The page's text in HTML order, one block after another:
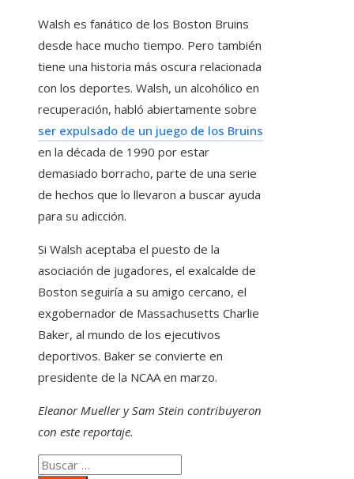
Walsh es fanático de los Boston Bruins
desde hace mucho tiempo. Pero también
tiene una historia más oscura relacionada
con los deportes. Walsh, un alcohólico en
recuperación, habló abiertamente sobre
ser expulsado de un juego de los Bruins
en la década de 1990 por estar
demasiado borracho, parte de una serie
de hechos que lo llevaron a buscar ayuda
para su adicción.
Si Walsh aceptaba el puesto de la
asociación de jugadores, el exalcalde de
Boston seguiría a su amigo cercano, el
exgobernador de Massachusetts Charlie
Baker, al mundo de los ejecutivos
deportivos. Baker se convierte en
presidente de la NCAA en marzo.
Eleanor Mueller y Sam Stein contribuyeron
con este reportaje.
Buscar: